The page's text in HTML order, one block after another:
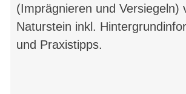
(Imprägnieren und Versiegeln)
Naturstein inkl.
und Praxistipps.